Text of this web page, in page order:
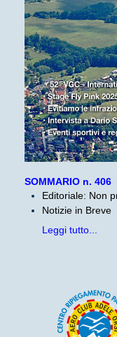
SOMMARIO n. 406
Editoriale: Non
Notizie in Breve
Leggi tutto...